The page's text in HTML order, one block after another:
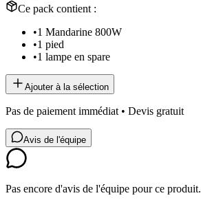
Ce pack contient :
•1 Mandarine 800W
•1 pied
•1 lampe en spare
Ajouter à la sélection
Pas de paiement immédiat • Devis gratuit
Avis de l'équipe
Pas encore d'avis de l'équipe pour ce produit.